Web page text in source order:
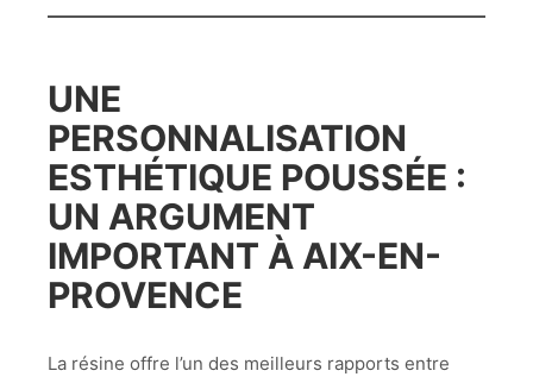
UNE
PERSONNALISATION
ESTHÉTIQUE POUSSÉE :
UN ARGUMENT
IMPORTANT À AIX-EN-
PROVENCE
La résine offre l’un des meilleurs rapports entre